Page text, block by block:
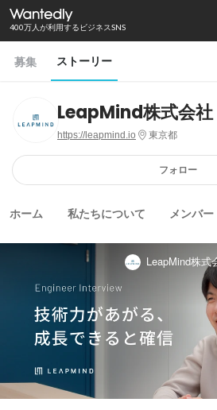
400万人が利用するビジネスSNS
募集 ストーリー
LeapMind株式会社
https://leapmind.io 東京都
フォロー
ホーム 私たちについて メンバー
LeapMind株式